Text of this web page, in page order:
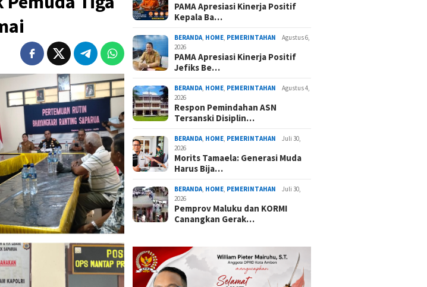
PAMA Apresiasi Kinerja Positif
Kepala Ba…
BERANDA, HOME, PEMERINTAHAN
Agustus 6,
2026
PAMA Apresiasi Kinerja Positif
Jefiks Be…
BERANDA, HOME, PEMERINTAHAN
Agustus 4,
2026
Respon Pemindahan ASN
Tersanski Disiplin…
BERANDA, HOME, PEMERINTAHAN
Juli 30,
2026
Morits Tamaela: Generasi Muda
Harus Bija…
BERANDA, HOME, PEMERINTAHAN
Juli 30,
2026
Pemprov Maluku dan KORMI
Canangkan Gerak…